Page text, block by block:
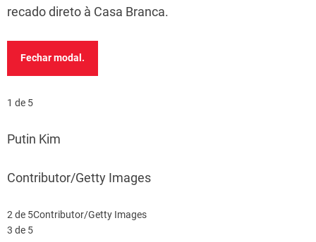
recado direto à Casa Branca.
Fechar modal.
1 de 5
Putin Kim
Contributor/Getty Images
2 de 5Contributor/Getty Images
3 de 5